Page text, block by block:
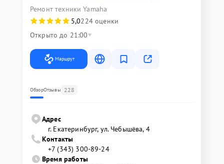
Ремонт техники Yamaha
5,0224 оценки
Открыто до 21:00
Маршрут
ОбзорОтзывы 228
Адрес
г. Екатеринбург, ул. Чебышёва, 4
Контакты
+7 (343) 300-89-24
Время работы